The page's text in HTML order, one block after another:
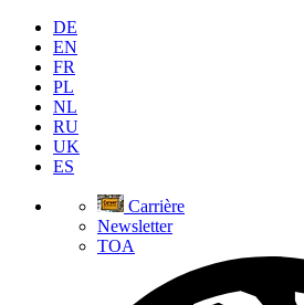
DE
EN
FR
PL
NL
RU
UK
ES
Carrière
Newsletter
TOA